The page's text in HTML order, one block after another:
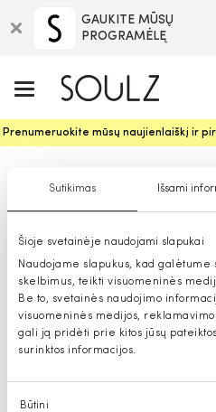
Sutikimas Išsami
Šioje svetainėje naudojami slapukai
Naudojame slapukus, kad
skelbimus, teikti visuomeninės
Be to, svetainės naudojimo
visuomeninės medijos,
gali ją pridėti prie kitos jūsų
surinktos informacijos.
Sutikimo
Būtini
GAUKITE MŪSŲ
PROGRAMĖLĘ
Prenumeruokite mūsų naujienlaiškį ir
Moteriškos